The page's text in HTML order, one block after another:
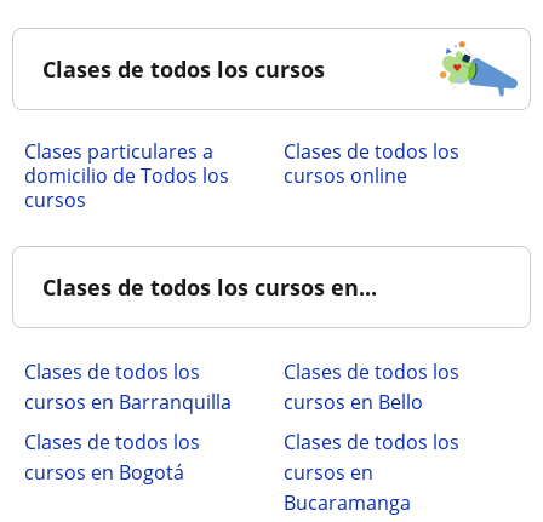
Clases de todos los cursos
clases particulares a
domicilio de Todos los
cursos
Clases de todos los
cursos online
Clases de todos los cursos en...
Clases de todos los
cursos en Barranquilla
Clases de todos los
cursos en Bello
Clases de todos los
cursos en Bogotá
Clases de todos los
cursos en
Bucaramanga